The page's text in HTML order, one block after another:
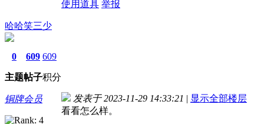
使用道具 举报
哈哈笑三少
0
主题
609
帖子
609
积分
铜牌会员 发表于 2023-11-29 14:33:21 | 显示全部楼层
看看怎么样。